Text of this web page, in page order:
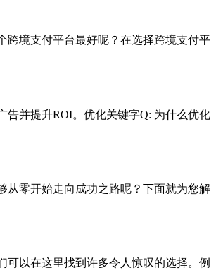
跨境支付平台最好呢？在选择跨境支付平
告并提升ROI。优化关键字Q: 为什么优化
从零开始走向成功之路呢？下面就为您解
以在这里找到许多令人惊叹的选择。例